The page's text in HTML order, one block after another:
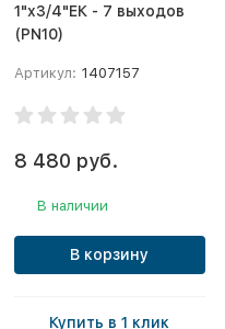
1"x3/4"ЕК - 7 выходов
(PN10)
Артикул: 1407157
8 480 руб.
В наличии
В корзину
Купить в 1 клик